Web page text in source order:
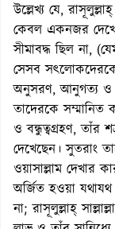
উল্লেখ্য যে,
কেবল একনজর
সীমাবদ্ধ ছিল না,
সেসব সৎলোকদেরকে
অনুসরণ, আনুগত্য ও
তাদেরকে সম্মানিত
ও বন্ধুত্বগ্রহণ, তাঁর
দেখেছেন। সুতরাং
ওয়াসাল্লাম দেখার
অর্জিত হওয়া
না; রাসূলুল্লাহ্